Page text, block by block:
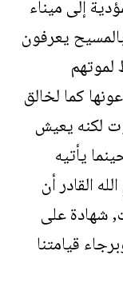
إلى ميناء
يعرفون
كما لخالق
لكنه يعيش
يأتيه
القادر أن
شهادة على
قيامتنا